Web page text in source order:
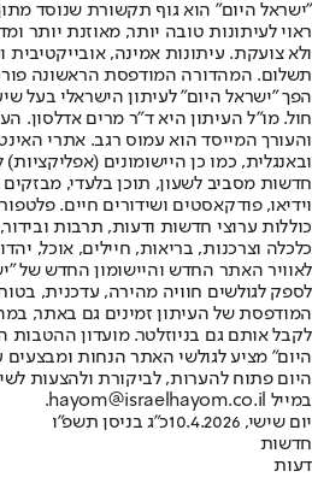
"ישראל היום" הוא גוף תקשורת שנוסד
ראוי לעיתונות טובה יותר, מאוזנת יותר
ולא צועקת. עיתונות אמינה, אובייקטיבית
הפך "ישראל היום" לעיתון הישראלי בעל
חול. מו"ל העיתון היא ד"ר מרים אדלסון.
והעורך המייסד הוא עמוס רגב. אתרי
חדשות מסביב לשעון, תוכן בלעדי, מבזקים
וידיאו, פודקאסטים ושידורים חיים.
כוללות ערוצי חדשות ודעות, תרבות
לאוויר האתר החדש והיישומון החדש של
לספק לגולשים חוויה מהירה, עדכנית,
המודפסת של העיתון זמינים גם באתר,
לקבל אותם גם בניוזלטר. מועדון ההטבות
היום" מציע לגולשי האתר הנחות ומבצעים
היום פתוח להערות, לביקורת ולהצעות
במייל hayom@israelhayom.co.il.
יום שישי, 10.4.2026
כ"ג בניסן תשפ"ו
חדשות
דעות